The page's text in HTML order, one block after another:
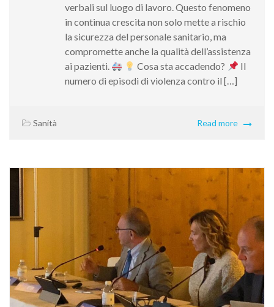
verbali sul luogo di lavoro. Questo fenomeno
in continua crescita non solo mette a rischio
la sicurezza del personale sanitario, ma
compromette anche la qualità dell’assistenza
ai pazienti.
Cosa sta accadendo?
Il
numero di episodi di violenza contro il […]
Sanità Read more